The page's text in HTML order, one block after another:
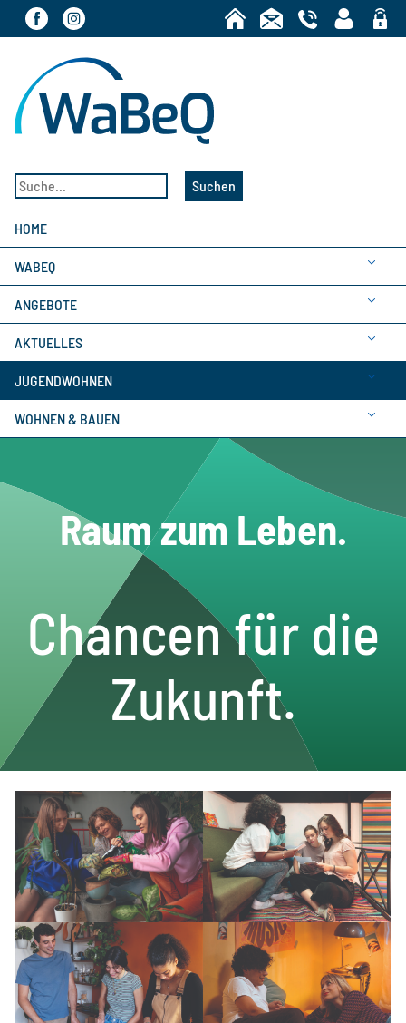
Suchen
HOME
WABEQ
ANGEBOTE
AKTUELLES
JUGENDWOHNEN
WOHNEN & BAUEN
Raum zum Leben.
Chancen für die
Zukunft.